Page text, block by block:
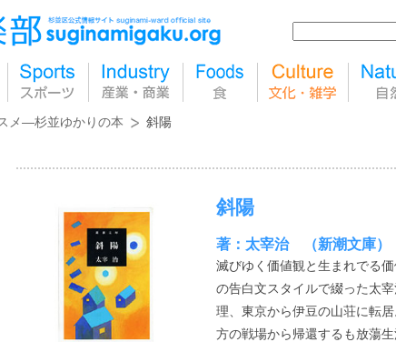
メ―杉並ゆかりの本 斜陽
斜陽
著：太宰治 （新潮文庫）
滅びゆく価値観と生まれでる
の告白文スタイルで綴った太
理、東京から伊豆の山荘に転
方の戦場から帰還するも放蕩